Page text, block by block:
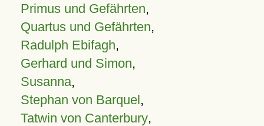
Primus und Gefährten,
Quartus und Gefährten,
Radulph Ebifagh,
Gerhard und Simon,
Susanna,
Stephan von Barquel,
Tatwin von Canterbury,